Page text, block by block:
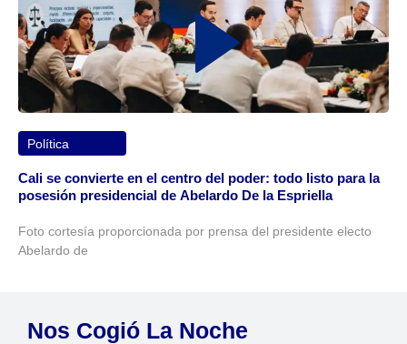
Política
Cali se convierte en el centro del poder: todo listo para la
posesión presidencial de Abelardo De la Espriella
Foto cortesía proporcionada por prensa del presidente electo
Abelardo de
Nos Cogió La Noche